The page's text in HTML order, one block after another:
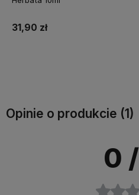
31,90 zł
Opinie o produkcie (1)
0